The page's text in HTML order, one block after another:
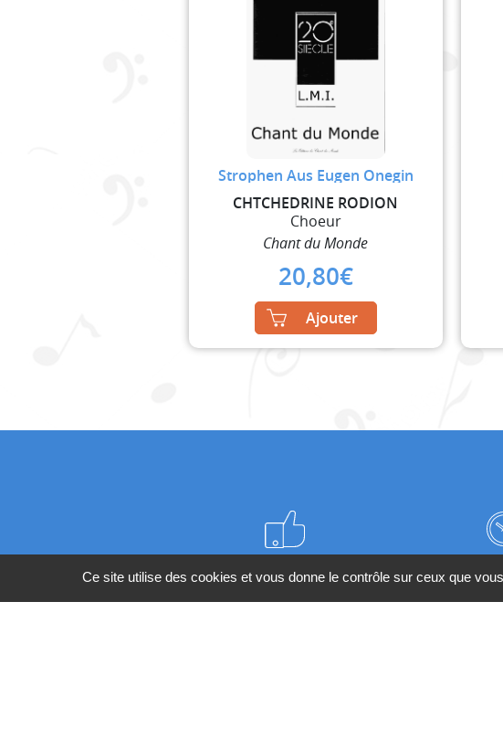
Strophen Aus Eugen Onegin
CHTCHEDRINE RODION
Choeur
Chant du Monde
20,80€
Ajouter
Meilleurs prix du web
Ce site utilise des cookies et vous donne le contrôle sur ceux que